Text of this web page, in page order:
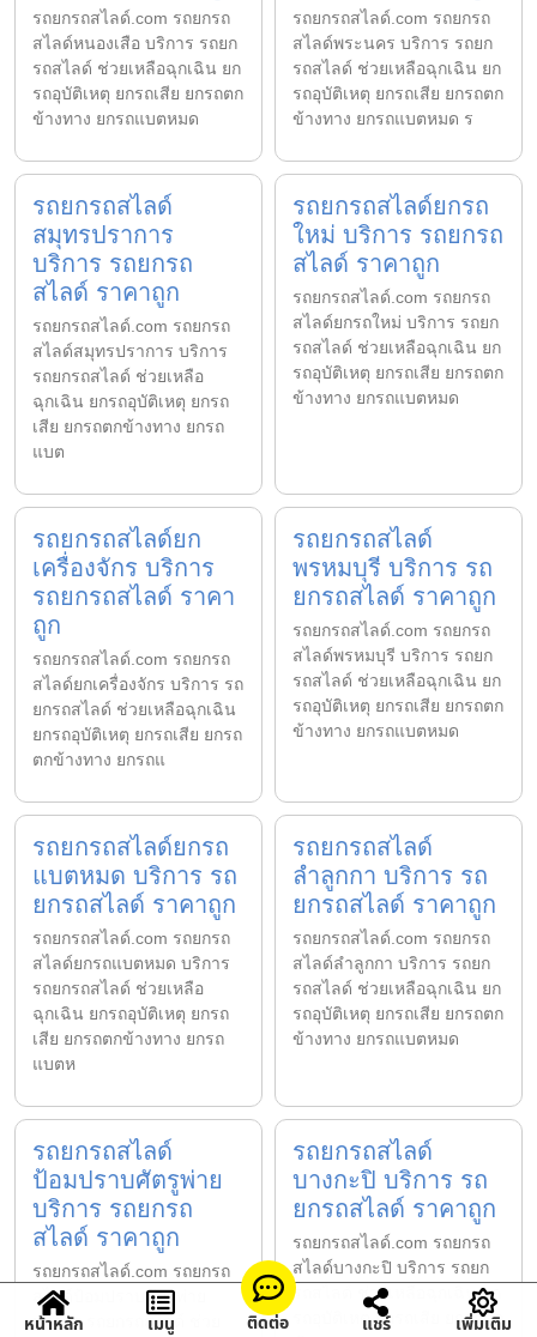
รถยกรถสไลด์.com รถยกรถ
สไลด์หนองเสือ บริการ รถยก
รถสไลด์ ช่วยเหลือฉุกเฉิน ยก
รถอุบัติเหตุ ยกรถเสีย ยกรถตก
ข้างทาง ยกรถแบตหมด
รถยกรถสไลด์.com รถยกรถ
สไลด์พระนคร บริการ รถยก
รถสไลด์ ช่วยเหลือฉุกเฉิน ยก
รถอุบัติเหตุ ยกรถเสีย ยกรถตก
ข้างทาง ยกรถแบตหมด ร
รถยกรถสไลด์
สมุทรปราการ
บริการ รถยกรถ
สไลด์ ราคาถูก
รถยกรถสไลด์.com รถยกรถ
สไลด์สมุทรปราการ บริการ
รถยกรถสไลด์ ช่วยเหลือ
ฉุกเฉิน ยกรถอุบัติเหตุ ยกรถ
เสีย ยกรถตกข้างทาง ยกรถ
แบต
รถยกรถสไลด์ยกรถ
ใหม่ บริการ รถยกรถ
สไลด์ ราคาถูก
รถยกรถสไลด์.com รถยกรถ
สไลด์ยกรถใหม่ บริการ รถยก
รถสไลด์ ช่วยเหลือฉุกเฉิน ยก
รถอุบัติเหตุ ยกรถเสีย ยกรถตก
ข้างทาง ยกรถแบตหมด
รถยกรถสไลด์ยก
เครื่องจักร บริการ
รถยกรถสไลด์ ราคา
ถูก
รถยกรถสไลด์.com รถยกรถ
สไลด์ยกเครื่องจักร บริการ รถ
ยกรถสไลด์ ช่วยเหลือฉุกเฉิน
ยกรถอุบัติเหตุ ยกรถเสีย ยกรถ
ตกข้างทาง ยกรถแ
รถยกรถสไลด์
พรหมบุรี บริการ รถ
ยกรถสไลด์ ราคาถูก
รถยกรถสไลด์.com รถยกรถ
สไลด์พรหมบุรี บริการ รถยก
รถสไลด์ ช่วยเหลือฉุกเฉิน ยก
รถอุบัติเหตุ ยกรถเสีย ยกรถตก
ข้างทาง ยกรถแบตหมด
รถยกรถสไลด์ยกรถ
แบตหมด บริการ รถ
ยกรถสไลด์ ราคาถูก
รถยกรถสไลด์.com รถยกรถ
สไลด์ยกรถแบตหมด บริการ
รถยกรถสไลด์ ช่วยเหลือ
ฉุกเฉิน ยกรถอุบัติเหตุ ยกรถ
เสีย ยกรถตกข้างทาง ยกรถ
แบตห
รถยกรถสไลด์
ลำลูกกา บริการ รถ
ยกรถสไลด์ ราคาถูก
รถยกรถสไลด์.com รถยกรถ
สไลด์ลำลูกกา บริการ รถยก
รถสไลด์ ช่วยเหลือฉุกเฉิน ยก
รถอุบัติเหตุ ยกรถเสีย ยกรถตก
ข้างทาง ยกรถแบตหมด
รถยกรถสไลด์
ป้อมปราบศัตรูพ่าย
บริการ รถยกรถ
สไลด์ ราคาถูก
รถยกรถสไลด์.com รถยกรถ
สไลด์ป้อมปราบศัตรูพ่าย
บริการ รถยกรถสไลด์ ช่วย
รถยกรถสไลด์
บางกะปิ บริการ รถ
ยกรถสไลด์ ราคาถูก
รถยกรถสไลด์.com รถยกรถ
สไลด์บางกะปิ บริการ รถยก
รถสไลด์ ช่วยเหลือฉุกเฉิน ยก
รถอุบัติเหตุ ยกรถเสีย ยกรถตก
หน้าหลัก เมนู ติดต่อ แชร์ เพิ่มเติม